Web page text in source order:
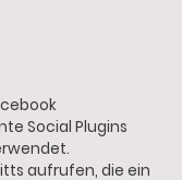
Social Plugins
aufrufen, die ein